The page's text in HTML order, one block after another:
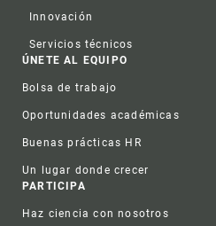
Innovación
Servicios técnicos
ÚNETE AL EQUIPO
Bolsa de trabajo
Oportunidades académicas
Buenas prácticas HR
Un lugar donde crecer
PARTICIPA
Haz ciencia con nosotros